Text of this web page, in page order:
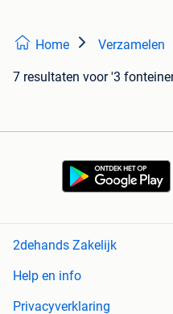
Home Verzamelen
7 resultaten voor '3
2dehands Zakelijk
Help en info
Privacyverklaring